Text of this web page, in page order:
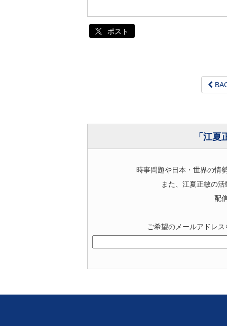
ポスト
「江
時事問題や日本・世界の情
また、江夏正敏の
配
ご希望のメールアドレ